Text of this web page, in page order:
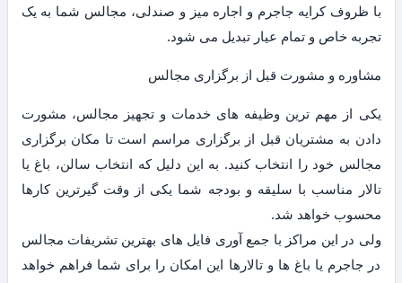
با ظروف کرایه جاجرم و اجاره میز و صندلی، مجالس شما به یک
تجربه خاص و تمام عیار تبدیل می شود.
مشاوره و مشورت قبل از برگزاری مجالس
یکی از مهم ترین وظیفه های خدمات و تجهیز مجالس، مشورت
دادن به مشتریان قبل از برگزاری مراسم است تا مکان برگزاری
مجالس خود را انتخاب کنید. به این دلیل که انتخاب سالن، باغ یا
تالار مناسب با سلیقه و بودجه شما یکی از وقت گیرترین کارها
محسوب خواهد شد.
ولی در این مراکز با جمع آوری فایل های بهترین تشریفات مجالس
در جاجرم یا باغ ها و تالارها این امکان را برای شما فراهم خواهد